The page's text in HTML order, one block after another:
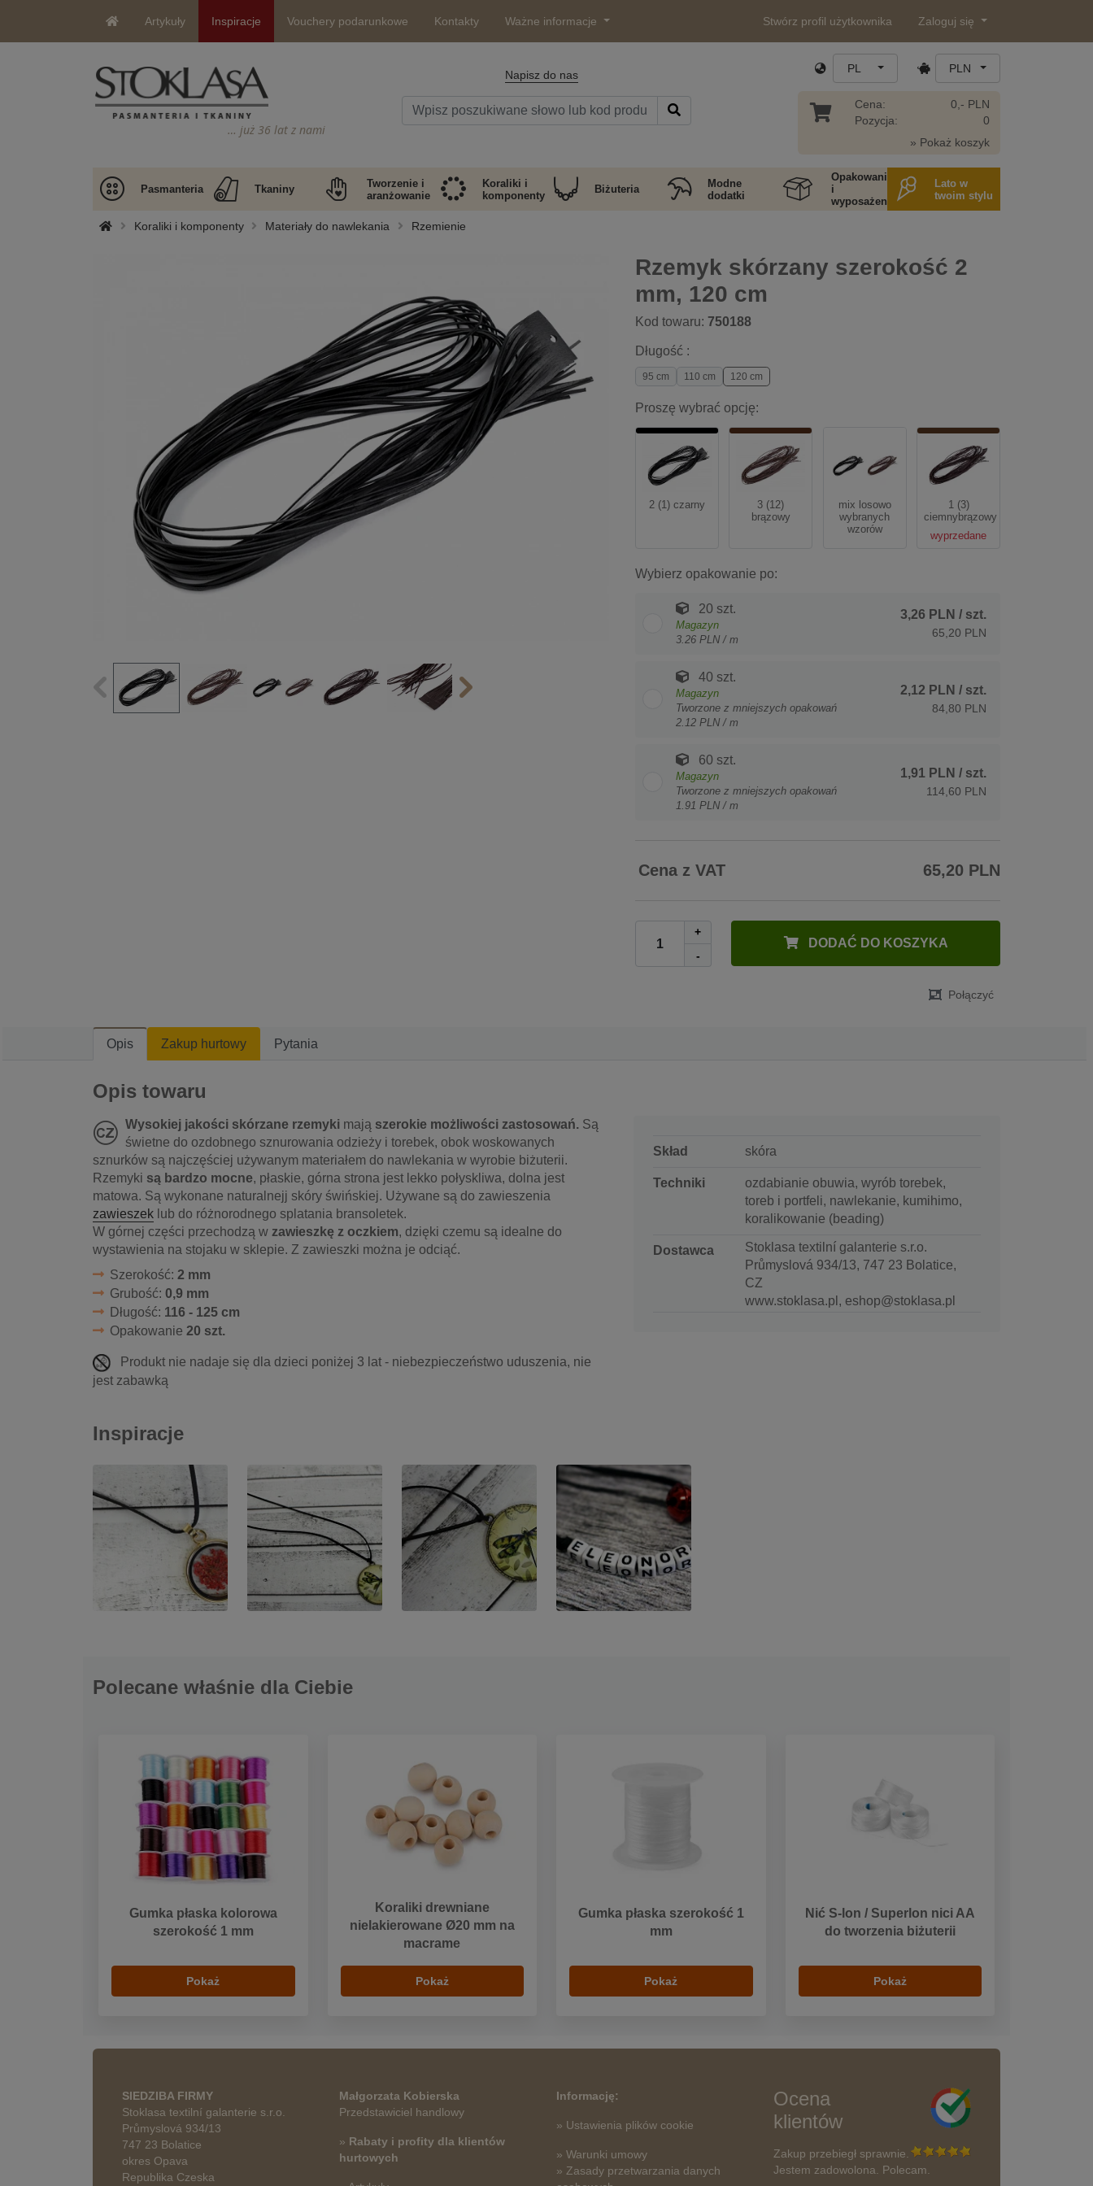
Artykuły Inspiracje Vouchery podarunkowe Kontakty Ważne informacje Stwórz profil użytkownika Zaloguj się
… już 36 lat z nami
Napisz do nas PL PLN
Cena:
Pozycja:
0,- PLN
0
» Pokaż koszyk
Pasmanteria Tkaniny
Tworzenie i
aranżowanie
Koraliki i
komponenty
Biżuteria
Modne
dodatki
Opakowania
i
wyposażenie
Lato w
twoim stylu
Koraliki i komponenty Materiały do nawlekania Rzemienie
Rzemyk skórzany szerokość 2
mm, 120 cm
Kod towaru: 750188
Długość :
95 cm 110 cm 120 cm
Proszę wybrać opcję:
2 (1) czarny
3 (12)
brązowy
mix losowo
wybranych
wzorów
1 (3)
ciemnybrązowy
wyprzedane
Wybierz opakowanie po:
20 szt.
Magazyn
3.26 PLN / m
3,26 PLN / szt.
65,20 PLN
40 szt.
Magazyn
Tworzone z mniejszych opakowań
2.12 PLN / m
2,12 PLN / szt.
84,80 PLN
60 szt.
Magazyn
Tworzone z mniejszych opakowań
1.91 PLN / m
1,91 PLN / szt.
114,60 PLN
Cena z VAT 65,20 PLN
+
-
DODAĆ DO KOSZYKA
Połączyć
Opis Zakup hurtowy Pytania
Opis towaru
Wysokiej jakości skórzane rzemyki mają szerokie możliwości zastosowań. Są
świetne do ozdobnego sznurowania odzieży i torebek, obok woskowanych
sznurków są najczęściej używanym materiałem do nawlekania w wyrobie biżuterii.
Rzemyki są bardzo mocne, płaskie, górna strona jest lekko połyskliwa, dolna jest
matowa. Są wykonane naturalnejj skóry świńskiej. Używane są do zawieszenia
zawieszek lub do różnorodnego splatania bransoletek.
W górnej części przechodzą w zawieszkę z oczkiem, dzięki czemu są idealne do
wystawienia na stojaku w sklepie. Z zawieszki można je odciąć.
Szerokość: 2 mm
Grubość: 0,9 mm
Długość: 116 - 125 cm
Opakowanie 20 szt.
Produkt nie nadaje się dla dzieci poniżej 3 lat - niebezpieczeństwo uduszenia, nie
jest zabawką
Skład skóra
Techniki
ozdabianie obuwia, wyrób torebek,
toreb i portfeli, nawlekanie, kumihimo,
koralikowanie (beading)
Dostawca
Stoklasa textilní galanterie s.r.o.
Průmyslová 934/13, 747 23 Bolatice,
CZ
www.stoklasa.pl, eshop@stoklasa.pl
Inspiracje
Polecane właśnie dla Ciebie
Gumka płaska kolorowa
szerokość 1 mm
Pokaż
Koraliki drewniane
nielakierowane Ø20 mm na
macrame
Pokaż
Gumka płaska szerokość 1
mm
Pokaż
Nić S-lon / Superlon nici AA
do tworzenia biżuterii
Pokaż
SIEDZIBA FIRMY
Stoklasa textilní galanterie s.r.o.
Průmyslová 934/13
747 23 Bolatice
okres Opava
Republika Czeska
Małgorzata Kobierska
Przedstawiciel handlowy
» Rabaty i profity dla klientów
hurtowych
Informację:
» Ustawienia plików cookie
» Warunki umowy
» Zasady przetwarzania danych
Ocena
klientów
Zakup przebiegł sprawnie.
Jestem zadowolona. Polecam.